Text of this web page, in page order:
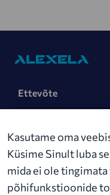
Ettevõte
Uudised
Kontakt
Kasutame oma
Küsime Sinult luba
mida ei ole
põhifunkstioonide